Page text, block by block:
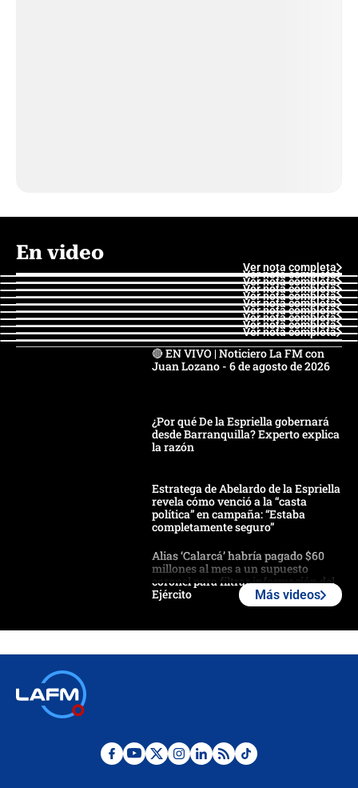
En video
Ver nota completa
Ver nota completa
Ver nota completa
Ver nota completa
Ver nota completa
Ver nota completa
Ver nota completa
Ver nota completa
Ver nota completa
Ver nota completa
🔴 EN VIVO | Noticiero La FM con
Juan Lozano - 6 de agosto de 2026
¿Por qué De la Espriella gobernará
desde Barranquilla? Experto explica
la razón
Estratega de Abelardo de la Espriella
revela cómo venció a la “casta
política” en campaña: “Estaba
completamente seguro”
Alias ‘Calarcá’ habría pagado $60
millones al mes a un supuesto
coronel para filtrar información del
Ejército
Ministro de Defensa no descarta el
Más videos